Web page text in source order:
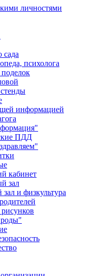
личностями
сада
психолога
информацией
ПДД
кабинет
зал
и физкультура